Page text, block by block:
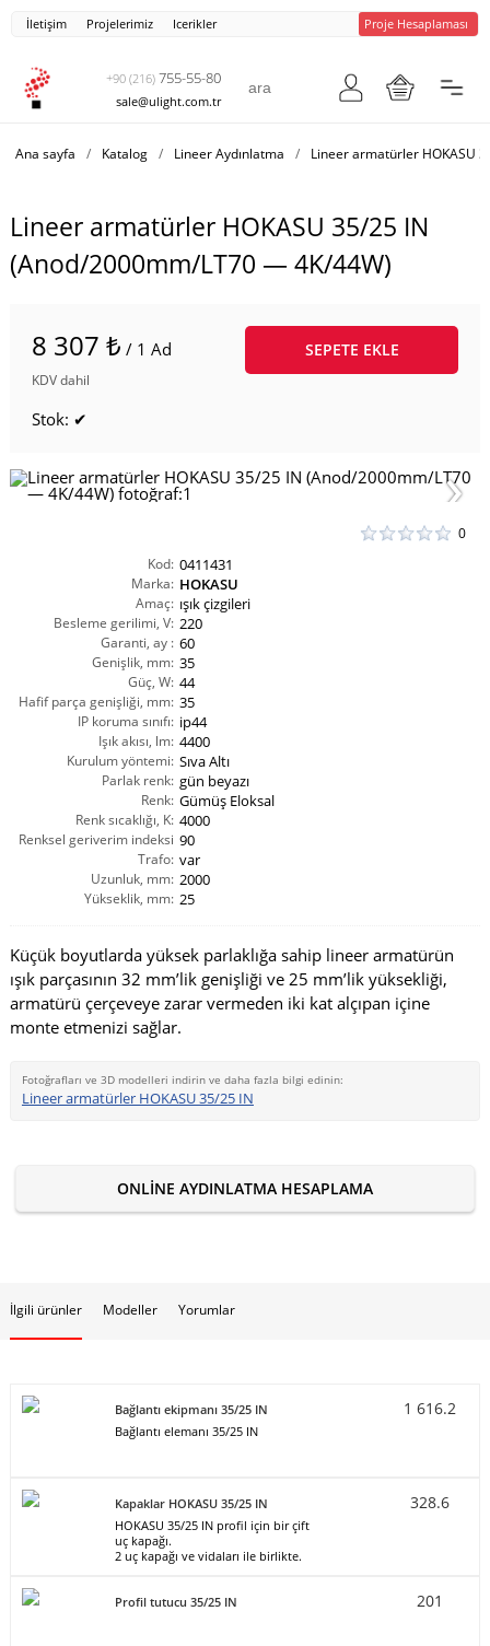
İletişim Projelerimiz Icerikler Proje Hesaplaması
+90 (216) 755-55-80
sale@ulight.com.tr
Ana sayfa / Katalog / Lineer Aydınlatma / Lineer armatürler HOKASU
Lineer armatürler HOKASU 35/25 IN
(Anod/2000mm/LT70 — 4K/44W)
8 307 ₺ / 1 Ad
KDV dahil
SEPETE EKLE
Stok: ✔
0
Kod: 0411431
Marka: HOKASU
Amaç: ışık çizgileri
Besleme gerilimi, V: 220
Garanti, ay : 60
Genişlik, mm: 35
Güç, W: 44
Hafif parça genişliği, mm: 35
IP koruma sınıfı: ip44
Işık akısı, lm: 4400
Kurulum yöntemi: Sıva Altı
Parlak renk: gün beyazı
Renk: Gümüş Eloksal
Renk sıcaklığı, K: 4000
Renksel geriverim indeksi
CRI(Ra):
90
Trafo: var
Uzunluk, mm: 2000
Yükseklik, mm: 25
Küçük boyutlarda yüksek parlaklığa sahip lineer armatürün
ışık parçasının 32 mm’lik genişliği ve 25 mm’lik yüksekliği,
armatürü çerçeveye zarar vermeden iki kat alçıpan içine
monte etmenizi sağlar.
Fotoğrafları ve 3D modelleri indirin ve daha fazla bilgi edinin:
Lineer armatürler HOKASU 35/25 IN
ONLINE AYDINLATMA HESAPLAMA
İlgili ürünler Modeller Yorumlar
Bağlantı ekipmanı 35/25 IN
Bağlantı elemanı 35/25 IN
1 616.2
Kapaklar HOKASU 35/25 IN
HOKASU 35/25 IN profil için bir çift
uç kapağı.
2 uç kapağı ve vidaları ile birlikte.
328.6
Profil tutucu 35/25 IN 201